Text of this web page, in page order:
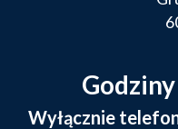
Wyłącznie